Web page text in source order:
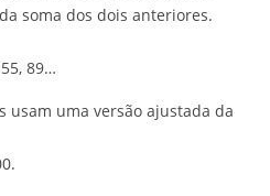
soma dos dois anteriores.
89…
usam uma versão ajustada da